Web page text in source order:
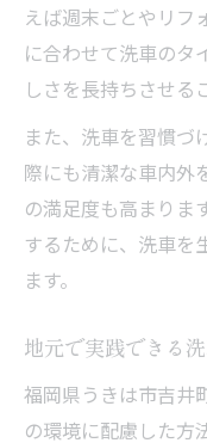
えば週末ごとやリフ
に合わせて洗車のタ
しさを長持ちさせる
また、洗車を習慣づ
際にも清潔な車内外
の満足度も高まりま
するために、洗車を
ます。
地元で実践できる
福岡県うきは市吉井
の環境に配慮した方